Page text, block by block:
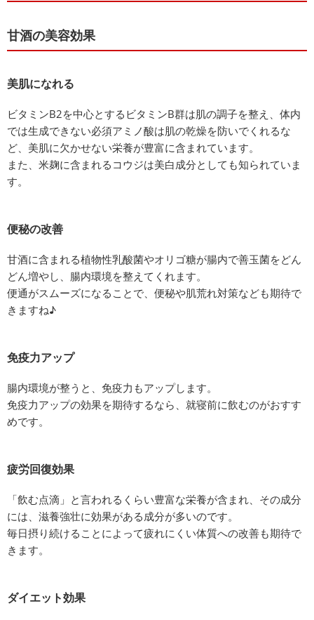
甘酒の美容効果
美肌になれる
ビタミンB2を中心とするビタミンB群は肌の調子を整え、体内
では生成できない必須アミノ酸は肌の乾燥を防いでくれるな
ど、美肌に欠かせない栄養が豊富に含まれています。
また、米麹に含まれるコウジは美白成分としても知られていま
す。
便秘の改善
甘酒に含まれる植物性乳酸菌やオリゴ糖が腸内で善玉菌をどん
どん増やし、腸内環境を整えてくれます。
便通がスムーズになることで、便秘や肌荒れ対策なども期待で
きますね♪
免疫力アップ
腸内環境が整うと、免疫力もアップします。
免疫力アップの効果を期待するなら、就寝前に飲むのがおすす
めです。
疲労回復効果
「飲む点滴」と言われるくらい豊富な栄養が含まれ、その成分
には、滋養強壮に効果がある成分が多いのです。
毎日摂り続けることによって疲れにくい体質への改善も期待で
きます。
ダイエット効果